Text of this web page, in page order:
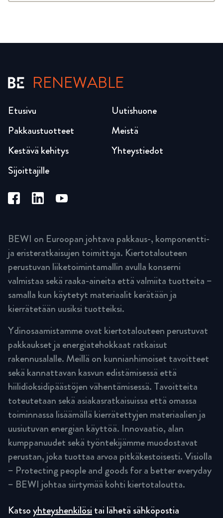
RENEWABLE
Etusivu
Pakkaustuotteet
Kestävä kehitys
Sijoittajille
Uutishuone
Meistä
Yhteystiedot
BEWI on Euroopan johtava pakkaus-, komponentti-
ja eristeratkaisujen toimittaja. Kiertotalouteen
perustuvan liiketoimintamallin avulla konserni
valmistaa sekä raaka-aineita että valmiita tuotteita –
samalla kun käytetyt materiaalit kerätään ja
kierrätetään uusiksi tuotteiksi.
Ydinosaamistamme ovat kiertotalouteen perustuvat
pakkaukset ja energiatehokkaat ratkaisut
rakennusalalle. Meillä on kunnianhimoiset tavoitteet
sekä kannattavan kasvun edistämisessä että
hiilidioksidipäästöjen vähentämisessä. Tavoitteita
toteutetaan sekä asiakasratkaisuissa että omassa
toiminnassa lisäämällä kierrätettyjen materiaalien ja
uusiutuvan energian käyttöä. Innovaatio, alan
kumppanuudet sekä työntekijämme muodostavat
perustan, joka tuottaa arvoa pitkäkestoisesti. Visiolla
– Protecting people and goods for a better everyday
– BEWI johtaa siirtymää kohti kiertotaloutta.
Katsoyhteyshenkilösi tai lähetä sähköpostia